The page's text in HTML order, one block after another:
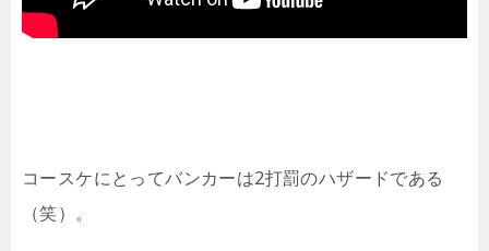
コースケにとってバンカーは2打罰のハザードである
（笑）。